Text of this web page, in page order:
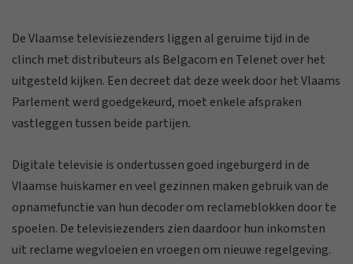
De Vlaamse televisiezenders liggen al geruime tijd in de
clinch met distributeurs als Belgacom en Telenet over het
uitgesteld kijken. Een decreet dat deze week door het Vlaams
Parlement werd goedgekeurd, moet enkele afspraken
vastleggen tussen beide partijen.
Digitale televisie is ondertussen goed ingeburgerd in de
Vlaamse huiskamer en veel gezinnen maken gebruik van de
opnamefunctie van hun decoder om reclameblokken door te
spoelen. De televisiezenders zien daardoor hun inkomsten
uit reclame wegvloeien en vroegen om nieuwe regelgeving.